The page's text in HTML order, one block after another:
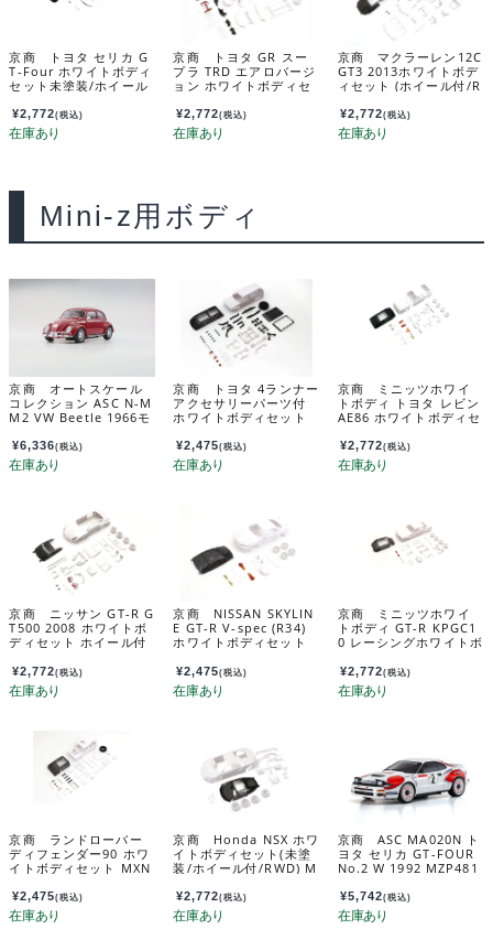
京商 トヨタ セリカ G
T-Four ホワイトボディ
セット未塗装/ホイール
¥2,772(税込)
京商 トヨタ GR スー
プラ TRD エアロバージ
ョン ホワイトボディセ
ZN207
¥2,772(税込)
京商 マクラーレン12C
GT3 2013ホワイトボデ
ィセット (ホイール付/R
¥2,772(税込)
Mini-z用ボディ
京商 オートスケール
コレクション ASC N-M
M2 VW Beetle 1966モ
P164RR
¥6,336(税込)
京商 トヨタ 4ランナー
アクセサリーパーツ付
ホワイトボディセット
¥2,475(税込)
京商 ミニッツホワイ
トボディ トヨタ レビン
AE86 ホワイトボディセ
付） MZN224
¥2,772(税込)
京商 ニッサン GT-R G
T500 2008 ホワイトボ
ディセット ホイール付
¥2,772(税込)
京商 NISSAN SKYLIN
E GT-R V-spec (R34)
ホワイトボディセット
N206
¥2,475(税込)
京商 ミニッツホワイ
トボディ GT-R KPGC1
0 レーシングホワイトボ
付） MZN222
¥2,772(税込)
京商 ランドローバー
ディフェンダー90 ホワ
イトボディセット MXN
¥2,475(税込)
京商 Honda NSX ホワ
イトボディセット(未塗
装/ホイール付/RWD) M
¥2,772(税込)
京商 ASC MA020N ト
ヨタ セリカ GT-FOUR
No.2 W 1992 MZP481
¥5,742(税込)